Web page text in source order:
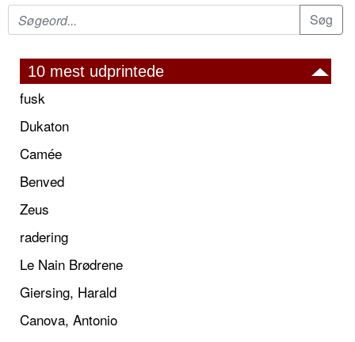
10 mest udprintede
fusk
Dukaton
Camée
Benved
Zeus
radering
Le Nain Brødrene
Giersing, Harald
Canova, Antonio